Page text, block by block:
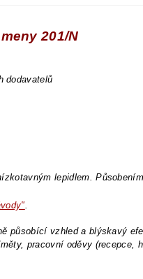
201/N
dodavatelů
lepidlem.
.
působící vzhled a blýskavý
pracovní oděvy (recepce,